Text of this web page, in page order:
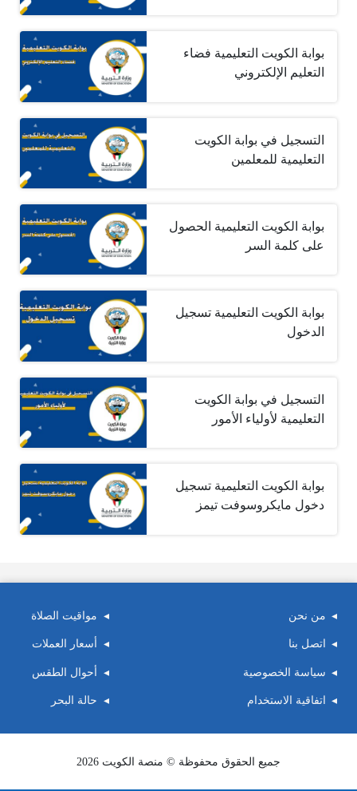
بوابة الكويت التعليمية فضاء
التعليم الإلكتروني
التسجيل في بوابة الكويت
التعليمية للمعلمين
بوابة الكويت التعليمية الحصول
على كلمة السر
بوابة الكويت التعليمية تسجيل
الدخول
التسجيل في بوابة الكويت
التعليمية لأولياء الأمور
بوابة الكويت التعليمية تسجيل
دخول مايكروسوفت تيمز
من نحن
اتصل بنا
سياسة الخصوصية
اتفاقية الاستخدام
مواقيت الصلاة
أسعار العملات
أحوال الطقس
حالة البحر
جميع الحقوق محفوظة © منصة الكويت 2026